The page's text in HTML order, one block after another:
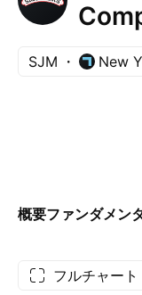
SJM New
概要ファンダメン
フルチャート